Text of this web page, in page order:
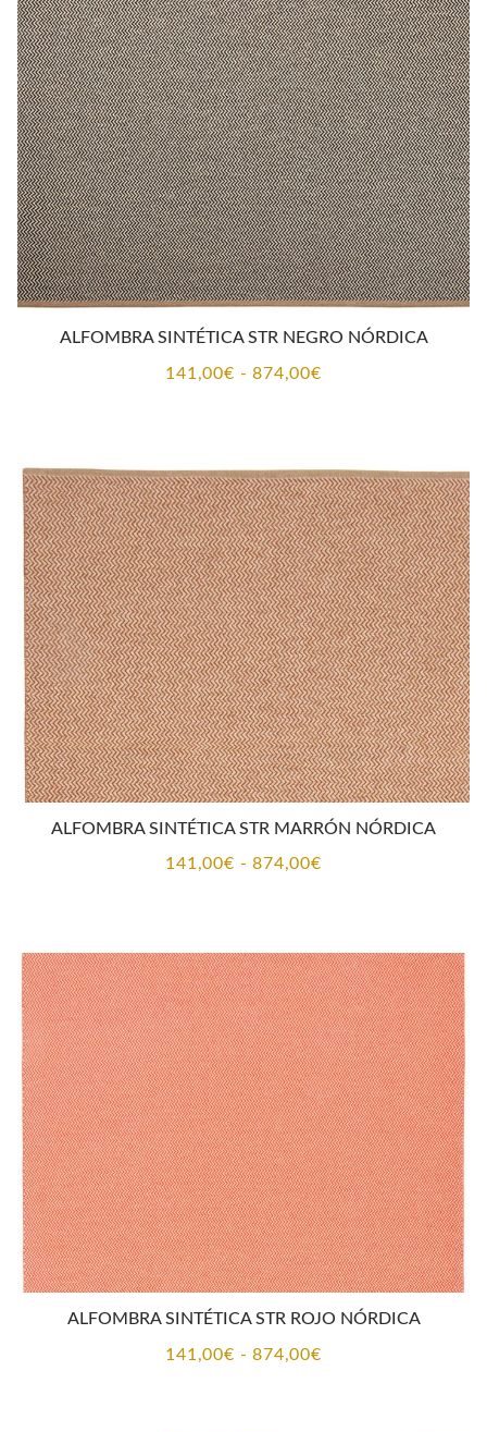
CONTACTO
ALFOMBRA SINTÉTICA STR NEGRO NÓRDICA
141,00€ - 874,00€Rango
141,00€
hasta
874,00€
ALFOMBRA SINTÉTICA STR MARRÓN NÓRDICA
141,00€ - 874,00€Rango
desde
141,00€
hasta
874,00€
ALFOMBRA SINTÉTICA STR ROJO NÓRDICA
141,00€ - 874,00€Rango